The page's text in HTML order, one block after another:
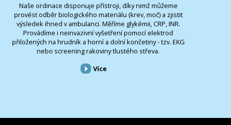
Naše ordinace disponuje přístroji, díky nimž můžeme
provést odběr biologického materiálu (krev, moč) a zjistit
výsledek ihned v ambulanci. Měříme glykémii, CRP, INR.
Provádíme i neinvazivní vyšetření pomocí elektrod
přiložených na hrudník a horní a dolní končetiny - tzv. EKG
nebo screening rakoviny tlustého střeva.
Více